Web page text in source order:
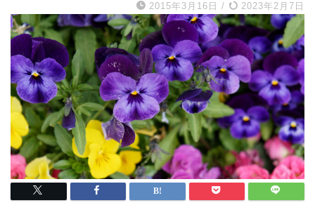
2015年3月16日 / 2023年2月7日